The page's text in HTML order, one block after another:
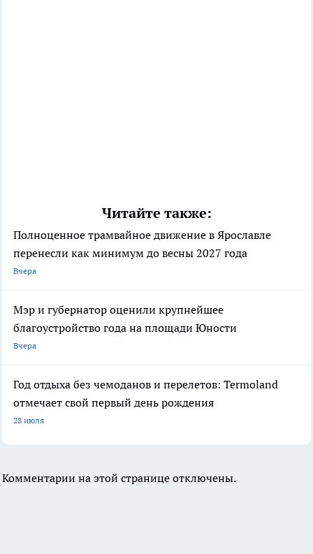
Читайте также:
Полноценное трамвайное движение в Ярославле
перенесли как минимум до весны 2027 года
Вчера
Мэр и губернатор оценили крупнейшее
благоустройство года на площади Юности
Вчера
Год отдыха без чемоданов и перелетов: Termoland
отмечает свой первый день рождения
28 июля
Комментарии на этой странице отключены.